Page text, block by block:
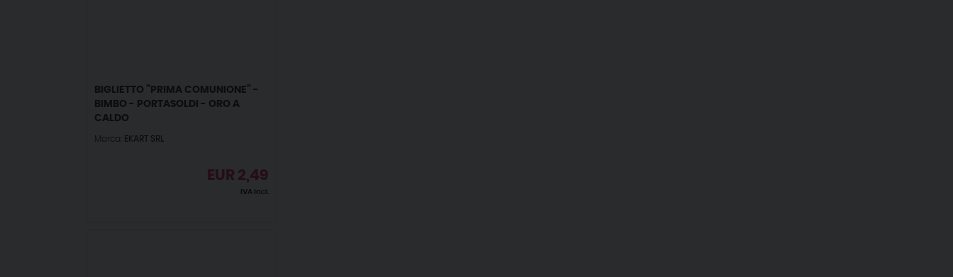
BIGLIETTO ”PRIMA COMUNIONE” -
BIMBO - PORTASOLDI - ORO A
CALDO
Marca: EKART SRL
EUR 2,49
IVA incl.